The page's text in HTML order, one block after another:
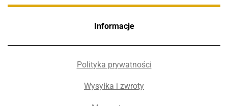
Informacje
Polityka prywatności
Wysyłka i zwroty